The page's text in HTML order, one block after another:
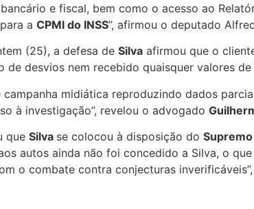
e fiscal, bem como o acesso ao
a CPMI do INSS”, afirmou o deputado
(25), a defesa de Silva afirmou que o
de desvios nem recebido quaisquer valores
campanha midiática reproduzindo dados
à investigação”, revelou o advogado
que Silva se colocou à disposição do Supremo
autos ainda não foi concedido a Silva, o
o combate contra conjecturas